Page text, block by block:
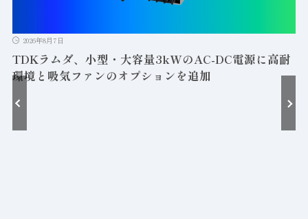
2026年8月7日
TDKラムダ、小型・大容量3kWのAC-DC電源に高耐
環境と吸気ファンのオプションを追加